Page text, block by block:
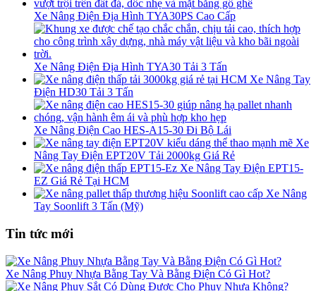
Xe Nâng Điện Địa Hình TYA30PS Cao Cấp
Xe Nâng Điện Địa Hình TYA30 Tải 3 Tấn
Xe Nâng Tay
Điện HD30 Tải 3 Tấn
Xe Nâng Điện Cao HES-A15-30 Đi Bộ Lái
Xe
Nâng Tay Điện EPT20V Tải 2000kg Giá Rẻ
Xe Nâng Tay Điện EPT15-
EZ Giá Rẻ Tại HCM
Xe Nâng
Tay Soonlift 3 Tấn (Mỹ)
Tin tức mới
Xe Nâng Phuy Nhựa Bằng Tay Và Bằng Điện Có Gì Hot?